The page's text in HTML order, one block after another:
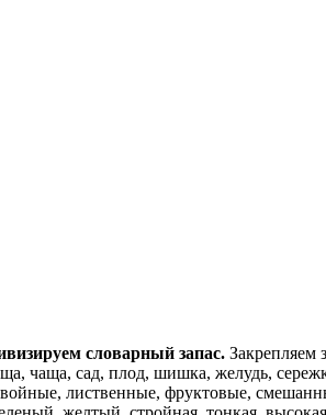
словарный запас. Закрепляем
чаща, сад, плод, шишка, желудь,
лиственные, фруктовые,